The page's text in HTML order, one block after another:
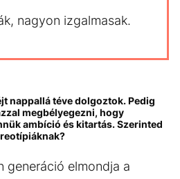
nagyon izgalmasak.
nappallá téve dolgoztok. Pedig
megbélyegezni, hogy
ambíció és kitartás. Szerinted
generáció elmondja a